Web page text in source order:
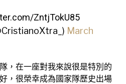
ZntjTokU85
March
，在一座對我來說很是特別的
，很榮幸成為國家隊歷史出場